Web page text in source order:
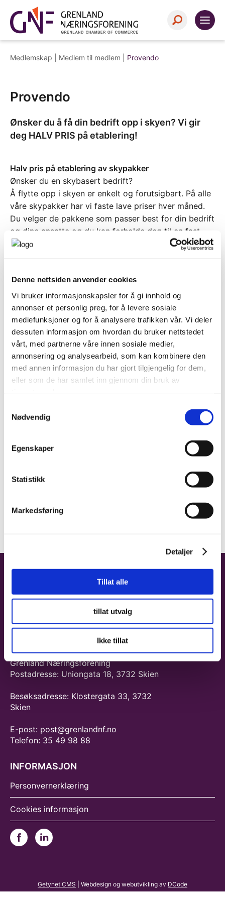
Denne nettsiden anvender cookies
Vi bruker informasjonskapsler for å gi innhold og
annonser et personlig preg, for å levere sosiale
mediefunksjoner og for å analysere trafikken vår. Vi deler
dessuten informasjon om hvordan du bruker nettstedet
vårt, med partnerne våre innen sosiale medier,
annonsering og analysearbeid, som kan kombinere den
med annen informasjon du har gjort tilgjengelig for dem,
eller som de har samlet inn gjennom din bruk av
Nødvendig
Egenskaper
Statistikk
Markedsføring
Detaljer
Tillat alle
tillat utvalg
Ikke tillat
Medlemskap | Medlem til medlem Provendo
Provendo
Ønsker du å få din bedrift opp i skyen? Vi gir
deg HALV PRIS på etablering!
Halv pris på etablering av skypakker
Ønsker du en skybasert bedrift?
Å flytte opp i skyen er enkelt og forutsigbart. På alle
våre skypakker har vi faste lave priser hver måned.
Du velger de pakkene som passer best for din bedrift
og dine ansatte og du kan forholde deg til en fast
pris.
Du får ingen uventede fakturaer fra oss.
Les mer her
Grenland Næringsforening
Postadresse: Uniongata 18, 3732 Skien
Besøksadresse: Klostergata 33, 3732
Skien
E-post: post@grenlandnf.no
Telefon: 35 49 98 88
INFORMASJON
Personvernerklæring
Cookies informasjon
Getynet CMS | Webdesign og webutvikling av DCode